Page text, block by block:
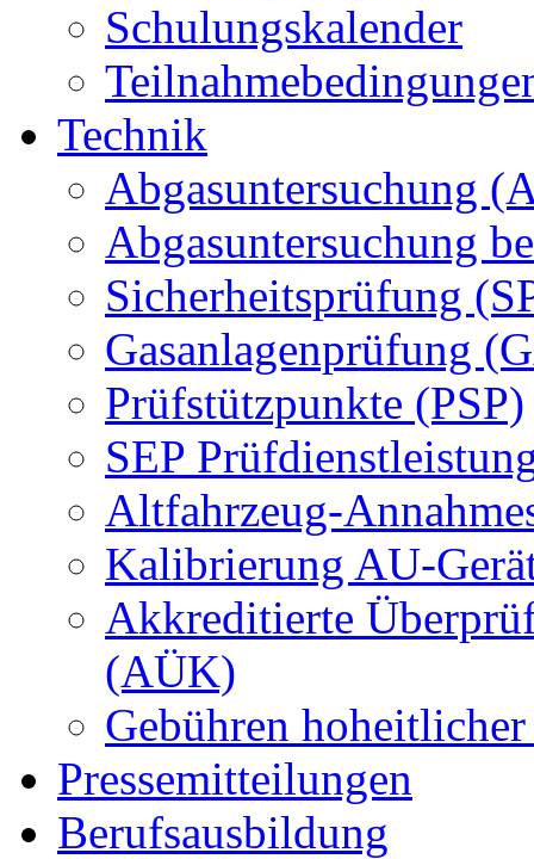
Schulungskalender
Technik
Abgasuntersuchung
Abgasuntersuchung
Sicherheitsprüfung
Gasanlagenprüfung
Prüfstützpunkte (PSP)
SEP
Altfahrzeug-
Kalibrierung AU-
Akkreditierte
(AÜK)
Gebühren
Pressemitteilungen
Berufsausbildung